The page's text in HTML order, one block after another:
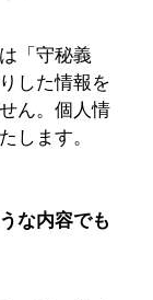
「守秘義
した情報を
ん。個人情
します。
な内容でも